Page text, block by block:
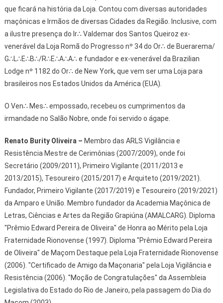
que ficará na história da Loja. Contou com diversas autoridades
maçônicas e Irmãos de diversas Cidades da Região. Inclusive, com
a ilustre presença do Ir∴ Valdemar dos Santos Queiroz ex-
venerável da Loja Romã do Progresso nº 34 do Or∴ de Buerarema/
G∴L∴E∴B∴/R∴E∴A∴A∴ e fundador e ex-venerável da Brazilian
Lodge nº 1182 do Or∴ de New York, que vem ser uma Loja para
brasileiros nos Estados Unidos da América (EUA).
O Ven∴ Mes∴ empossado, recebeu os cumprimentos da
irmandade no Salão Nobre, onde foi servido o ágape.
Renato Burity Oliveira – Membro das ARLS Vigilância e
Resistência Mestre de Cerimônias (2007/2009), onde foi
Secretário (2009/2011), Primeiro Vigilante (2011/2013 e
2013/2015), Tesoureiro (2015/2017) e Arquiteto (2019/2021).
Fundador, Primeiro Vigilante (2017/2019) e Tesoureiro (2019/2021)
da Amparo e União. Membro fundador da Academia Maçônica de
Letras, Ciências e Artes da Região Grapiúna (AMALCARG). Diploma
"Prêmio Edward Pereira de Oliveira" de Honra ao Mérito pela Loja
Fraternidade Rionovense (1997). Diploma "Prêmio Edward Pereira
de Oliveira" de Maçom Destaque pela Loja Fraternidade Rionovense
(2006). "Certificado de Amigo da Maçonaria" pela Loja Vigilância e
Resistência (2006). "Moção de Congratulações" da Assembleia
Legislativa do Estado do Rio de Janeiro, pela passagem do Dia do